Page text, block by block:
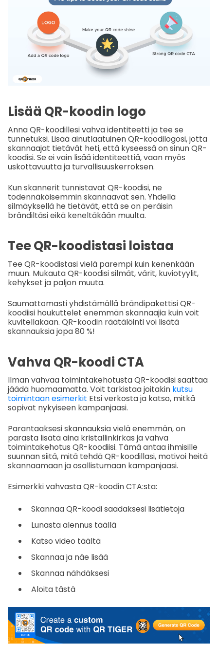
Lisää QR-koodin logo
Anna QR-koodillesi vahva identiteetti ja tee se
tunnetuksi. Lisää ainutlaatuinen QR-koodilogosi, jotta
skannaajat tietävät heti, että kyseessä on sinun QR-
koodisi. Se ei vain lisää identiteettiä, vaan myös
uskottavuutta ja turvallisuuskerroksen.
Kun skannerit tunnistavat QR-koodisi, ne
todennäköisemmin skannaavat sen. Yhdellä
silmäyksellä he tietävät, että se on peräisin
brändiltäsi eikä keneltäkään muulta.
Tee QR-koodistasi loistaa
Tee QR-koodistasi vielä parempi kuin kenenkään
muun. Mukauta QR-koodisi silmät, värit, kuviotyylit,
kehykset ja paljon muuta.
Saumattomasti yhdistämällä brändipakettisi QR-
koodiisi houkuttelet enemmän skannaajia kuin voit
kuvitellakaan. QR-koodin räätälöinti voi lisätä
skannauksia jopa 80 %!
Vahva QR-koodi CTA
Ilman vahvaa toimintakehotusta QR-koodisi saattaa
jäädä huomaamatta. Voit tarkistaa joitakin kutsu
toimintaan esimerkit Etsi verkosta ja katso, mitkä
sopivat nykyiseen kampanjaasi.
Parantaaksesi skannauksia vielä enemmän, on
parasta lisätä aina kristallinkirkas ja vahva
toimintakehotus QR-koodiisi. Tämä antaa ihmisille
suunnan siitä, mitä tehdä QR-koodillasi, motivoi heitä
skannaamaan ja osallistumaan kampanjaasi.
Esimerkki vahvasta QR-koodin CTA:sta:
Skannaa QR-koodi saadaksesi lisätietoja
Lunasta alennus täällä
Katso video täältä
Skannaa ja näe lisää
Skannaa nähdäksesi
Aloita tästä